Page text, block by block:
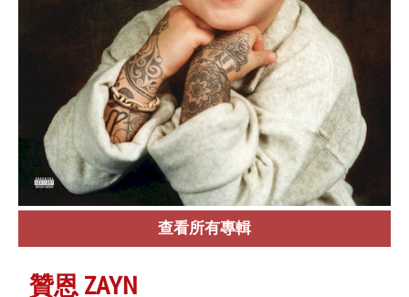
查看所有專輯
贊恩 ZAYN